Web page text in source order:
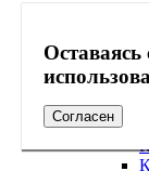
Согласен